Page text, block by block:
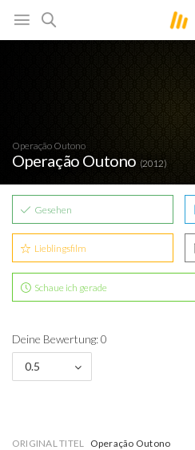
Operação Outono
Operação Outono (2012)
Gesehen
Lieblingsfilm
Schaue ich gerade
Deine Bewertung: 0
0.5
ORIGINAL TITEL Operação Outono